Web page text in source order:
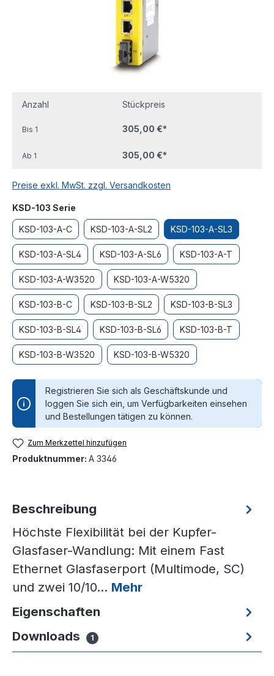
Anzahl Stückpreis
Bis 1 305,00 €*
Ab 1 305,00 €*
Preise exkl. MwSt. zzgl. Versandkosten
KSD-103 Serie
KSD-103-A-C KSD-103-A-SL2 KSD-103-A-SL3
KSD-103-A-SL4 KSD-103-A-SL6 KSD-103-A-T
KSD-103-A-W3520 KSD-103-A-W5320
KSD-103-B-C KSD-103-B-SL2 KSD-103-B-SL3
KSD-103-B-SL4 KSD-103-B-SL6 KSD-103-B-T
KSD-103-B-W3520 KSD-103-B-W5320
Registrieren Sie sich als Geschäftskunde und
loggen Sie sich ein, um Verfügbarkeiten einsehen
und Bestellungen tätigen zu können.
Zum Merkzettel hinzufügen
Produktnummer: A 3346
Beschreibung
Höchste Flexibilität bei der Kupfer-
Glasfaser-Wandlung: Mit einem Fast
Ethernet Glasfaserport (Multimode, SC)
und zwei 10/10… Mehr
Eigenschaften
Downloads
1